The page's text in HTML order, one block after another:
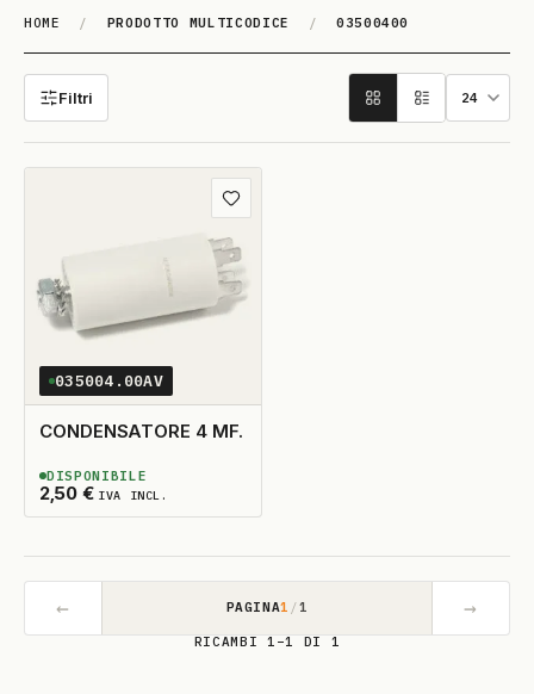
HOME / PRODOTTO MULTICODICE / 03500400
03500400
Filtri
Aggiungi ai preferiti
035004.00AV
CONDENSATORE 4 MF.
2,50 € IVA INCL.
2DISPONIBILI
DISPONIBILE
← PAGINA1 /1 →
RICAMBI 1–1 DI 1